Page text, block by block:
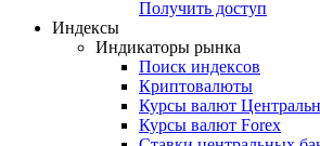
Получить доступ
Индексы
Индикаторы рынка
Поиск индексов
Криптовалюты
Курсы валют
Курсы валют Forex